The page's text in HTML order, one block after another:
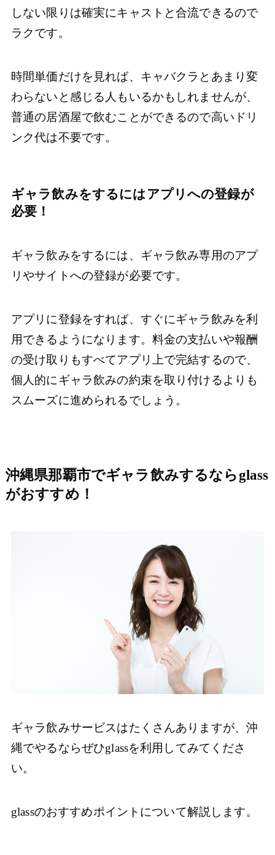
しない限りは確実にキャストと合流できるので
ラクです。
時間単価だけを見れば、キャバクラとあまり変
わらないと感じる人もいるかもしれませんが、
普通の居酒屋で飲むことができるので高いドリ
ンク代は不要です。
ギャラ飲みをするにはアプリへの登録が
必要！
ギャラ飲みをするには、ギャラ飲み専用のアプ
リやサイトへの登録が必要です。
アプリに登録をすれば、すぐにギャラ飲みを利
用できるようになります。料金の支払いや報酬
の受け取りもすべてアプリ上で完結するので、
個人的にギャラ飲みの約束を取り付けるよりも
スムーズに進められるでしょう。
沖縄県那覇市でギャラ飲みするならglass
がおすすめ！
ギャラ飲みサービスはたくさんありますが、沖
縄でやるならぜひglassを利用してみてくださ
い。
glassのおすすめポイントについて解説します。